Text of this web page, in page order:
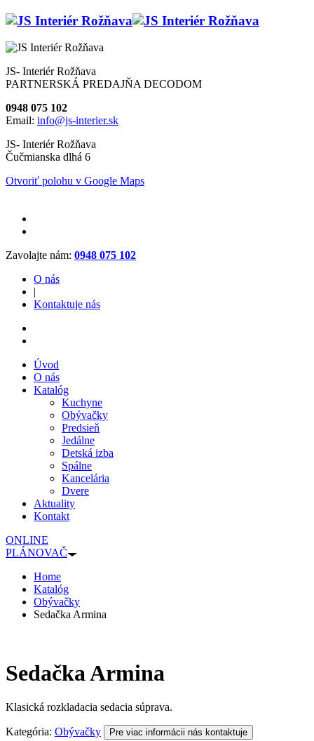
JS- Interiér Rožňava
PARTNERSKÁ PREDAJŇA DECODOM
0948 075 102
Email: info@js-interier.sk
JS- Interiér Rožňava
Čučmianska dlhá 6
Otvoriť polohu v Google Maps
Zavolajte nám: 0948 075 102
O nás
|
Kontaktuje nás
Úvod
O nás
Katalóg
Kuchyne
Obývačky
Predsieň
Jedálne
Detská izba
Spálne
Kancelária
Dvere
Aktuality
Kontakt
ONLINE
PLÁNOVAČ
Home
Katalóg
Obývačky
Sedačka Armina
Sedačka Armina
Klasická rozkladacia sedacia súprava.
Kategória: Obývačky Pre viac informácii nás kontaktuje